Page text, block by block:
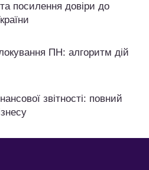
посилення довіри до
ПН: алгоритм дій
звітності: повний